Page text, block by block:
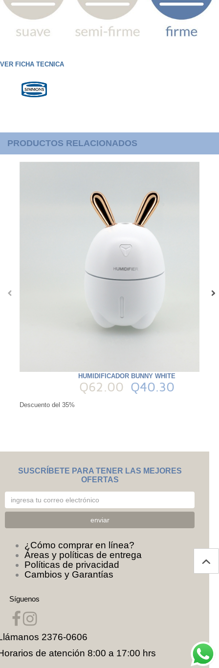
VER FICHA TECNICA
PRODUCTOS RELACIONADOS
HUMIDIFICADOR BUNNY WHITE
Q62.00 Q40.30
Descuento del 35%
‹ ›
SUSCRÍBETE PARA TENER LAS MEJORES
OFERTAS
¿Cómo comprar en línea?
Áreas y políticas de entrega
Políticas de privacidad
Cambios y Garantías
Síguenos
2376-0606
de atención 8:00 a 17:00 hrs